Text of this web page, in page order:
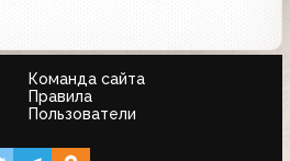
Команда сайта
Правила
Пользователи